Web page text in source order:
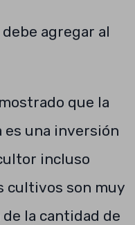
agregar al
que la
es una inversión
incluso
cultivos son muy
la cantidad de